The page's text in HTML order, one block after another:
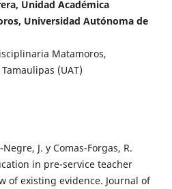
Unidad Académica
Universidad Autónoma de
Matamoros,
(UAT)
J. y Comas-Forgas, R.
in pre-service teacher
of existing evidence. Journal of